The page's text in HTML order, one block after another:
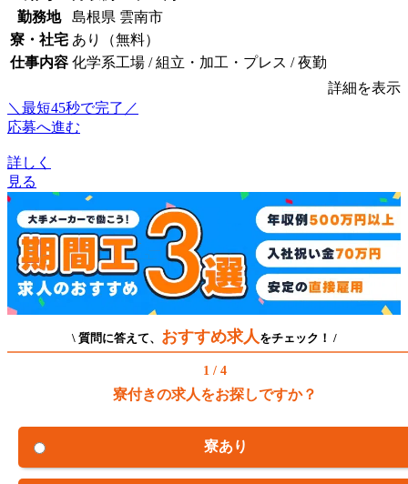
勤務地
島根県 雲南市
寮・社宅 あり（無料）
仕事内容 化学系工場 / 組立・加工・プレス / 夜勤
詳細を表示
＼最短45秒で完了／
応募へ進む
詳しく
見る
\ 質問に答えて、 おすすめ求人 をチェック！ /
1 / 4
寮付きの求人をお探しですか？
寮あり